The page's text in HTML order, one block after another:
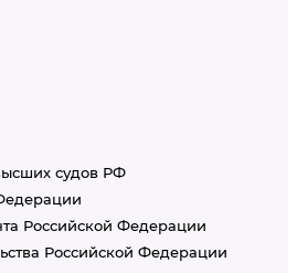
судов РФ
Российской Федерации
Российской Федерации